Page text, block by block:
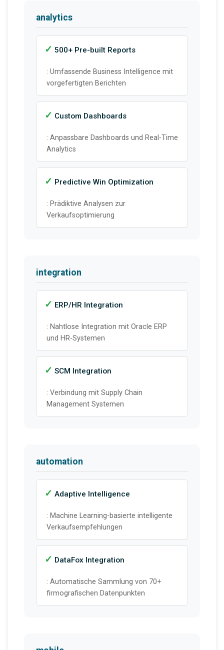
analytics
500+ Pre-built Reports
: Umfassende Business Intelligence mit
vorgefertigten Berichten
Custom Dashboards
: Anpassbare Dashboards und Real-Time
Analytics
Predictive Win Optimization
: Prädiktive Analysen zur
Verkaufsoptimierung
integration
ERP/HR Integration
: Nahtlose Integration mit Oracle ERP
und HR-Systemen
SCM Integration
: Verbindung mit Supply Chain
Management Systemen
automation
Adaptive Intelligence
: Machine Learning-basierte intelligente
Verkaufsempfehlungen
DataFox Integration
: Automatische Sammlung von 70+
firmografischen Datenpunkten